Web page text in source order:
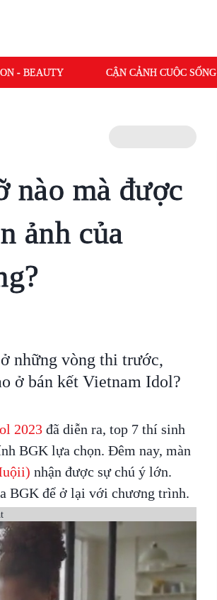
- BEAUTY CẬN CẢNH CUỘC SỐNG
nào mà được
ảnh của
những vòng thi trước,
ở bán kết Vietnam Idol?
2023đã diễn ra, top 7 thí sinh
BGK lựa chọn. Đêm nay, màn
nhận được sự chú ý lớn.
BGK để ở lại với chương trình.